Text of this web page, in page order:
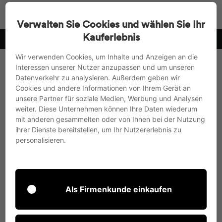
Direkt
InhaltVerwalten Sie Cookies und wählen Sie Ihr
Kauferlebnis
Wir verwenden Cookies, um Inhalte und Anzeigen an die
Interessen unserer Nutzer anzupassen und um unseren
Datenverkehr zu analysieren. Außerdem geben wir
Cookies und andere Informationen von Ihrem Gerät an
unsere Partner für soziale Medien, Werbung und Analysen
weiter. Diese Unternehmen können Ihre Daten wiederum
mit anderen gesammelten oder von Ihnen bei der Nutzung
ihrer Dienste bereitstellen, um Ihr Nutzererlebnis zu
personalisieren.
Als Firmenkunde einkaufen
Diashow
Vorkasse mit 3% Skonto oder Rechnungskauf